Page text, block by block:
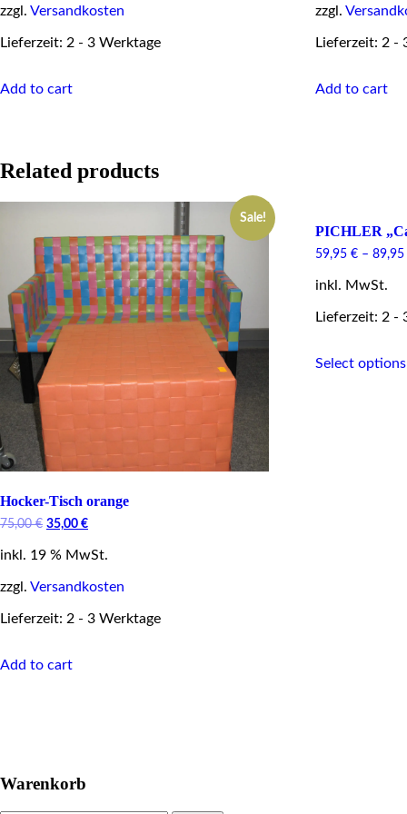
zzgl. Versandkosten
Lieferzeit: 2 - 3 Werktage
Add to cart
zzgl.
Lieferzeit: 2 -
Add to cart
Related products
Sale!
Hocker-Tisch orange
75,00€ Original
was:
35,00 €Current
is:
inkl. 19 % MwSt.
zzgl. Versandkosten
Lieferzeit: 2 - 3 Werktage
Add to cart
PICHLER
59,95€ –
inkl. MwSt.
Lieferzeit: 2 -
Select options
Warenkorb